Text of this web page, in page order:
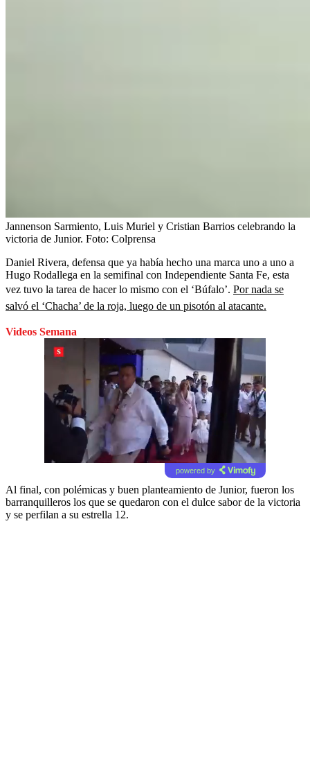
Jannenson Sarmiento, Luis Muriel y Cristian Barrios celebrando la
victoria de Junior. Foto: Colprensa
Daniel Rivera, defensa que ya había hecho una marca uno a uno a
Hugo Rodallega en la semifinal con Independiente Santa Fe, esta
vez tuvo la tarea de hacer lo mismo con el ‘Búfalo’. Por nada se
salvó el ‘Chacha’ de la roja, luego de un pisotón al atacante.
Videos Semana
powered by
Al final, con polémicas y buen planteamiento de Junior, fueron los
barranquilleros los que se quedaron con el dulce sabor de la victoria
y se perfilan a su estrella 12.